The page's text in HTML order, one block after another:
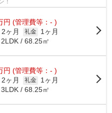
円 (管理費等：- )
2ヶ月 礼金
1ヶ月
/ 68.25㎡
円 (管理費等：- )
2ヶ月 礼金
1ヶ月
/ 68.25㎡